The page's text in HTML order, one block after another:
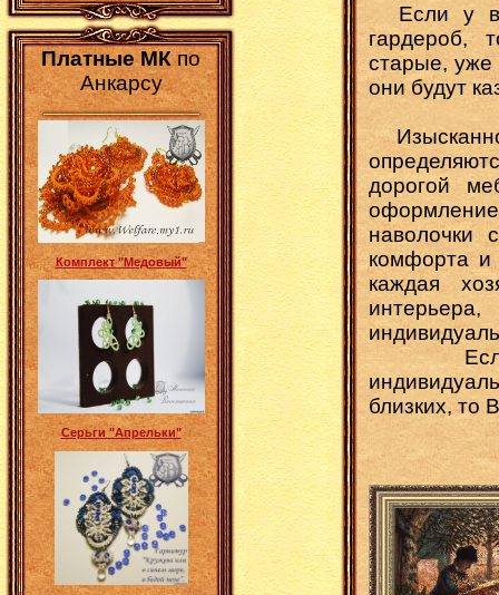
Платные МКпо
Анкарсу
Комплект "Медовый"
Серьги "Апрельки"
Если у
гардероб,
старые,
они будут
дорогой
наволочки
комфорта и
каждая
Если
близких, то